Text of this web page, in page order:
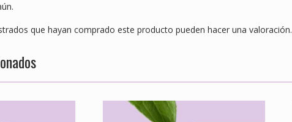
que hayan comprado este producto pueden hacer una valoración.